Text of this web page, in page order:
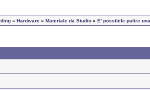
» Hardware » Materiale da Studio » E' possibile pulire